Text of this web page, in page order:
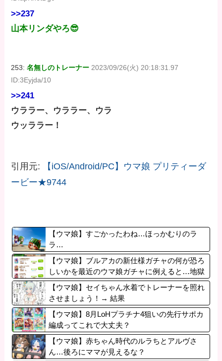
>>237
山本リンダやろ😎
253:名無しのトレーナー 2023/09/26(火) 20:18:31.97
ID:3Eyjda/10
>>241
ウララー、ウララー、ウラ
ウッララー！
引用元:
【iOS/Android/PC】ウマ娘 プリティーダ
ービー★9744
【ウマ娘】すごかったわね…ほっかむりのラ
ラ…
【ウマ娘】ブルアカの新仕様ガチャの何が恐ろ
しいかを最近のウマ娘ガチャに例えると…地獄
だな？
【ウマ娘】セイちゃん水着でトレーナーを照れ
させましょう！→ 結果
【ウマ娘】8月LoHプラチナ4狙いの先行サポカ
編成ってこれで大丈夫？
【ウマ娘】赤ちゃん時代のルラちとアルヴさ
ん…後ろにママが見えるな？